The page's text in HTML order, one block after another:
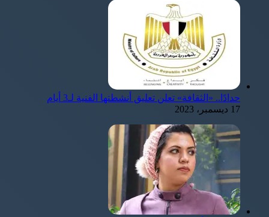
حدادًا.. «الثقافة» تعلن تعليق أنشطتها الفنية لـ3 أيام
17 ديسمبر، 2023